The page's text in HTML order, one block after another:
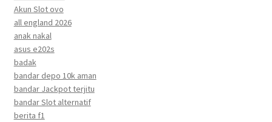
Akun Slot ovo
all england 2026
anak nakal
asus e202s
badak
bandar depo 10k aman
bandar Jackpot terjitu
bandar Slot alternatif
berita f1